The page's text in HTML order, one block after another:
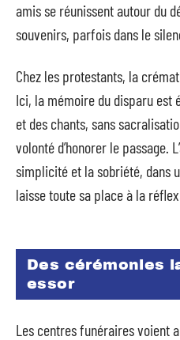
amis se réunissent autour du
souvenirs, parfois dans le
Chez les protestants, la
Ici, la mémoire du disparu est
et des chants, sans
volonté d’honorer le passage.
simplicité et la sobriété, dans
laisse toute sa place à la
Des cérémonies
essor
Les centres funéraires voient